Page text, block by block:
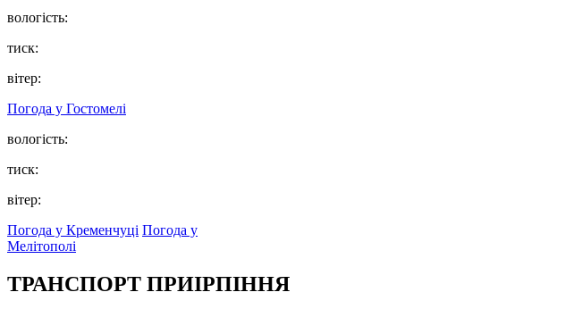
вологість:
тиск:
вітер:
Погода у Гостомелі
вологість:
тиск:
вітер:
Погода у Кременчуці Погода у
Мелітополі
ТРАНСПОРТ ПРИІРПІННЯ